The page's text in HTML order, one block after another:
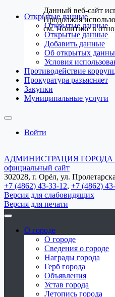
Открытые данные
Открытые данные
Открытые данные
Добавить данные
Об открытых
Условия
Противодействие
Прокуратура разъясняет
Закупки
Муниципальные услуги
Войти
АДМИНИСТРАЦИЯ ГОРОДА
официальный сайт
302028, г. Орёл, ул.
+7 (4862) 43-33-12, +7 (4862)
Версия для слабовидящих
Версия для печати
О городе
О городе
Сведения о городе
Награды города
Герб города
Объявления
Устав города
Летопись города
Данный веб-сайт
Продолжая
см.Политике в